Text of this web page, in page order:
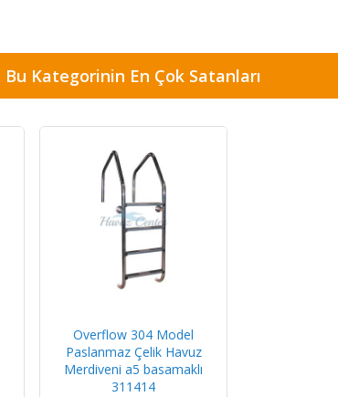
Bu Kategorinin En Çok Satanları
Overflow 304 Model
Paslanmaz Çelik Havuz
Merdiveni a5 basamaklı
311414